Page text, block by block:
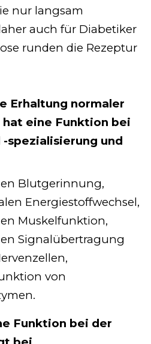
nur langsam
auch für Diabetiker
runden die Rezeptur
Erhaltung normaler
eine Funktion bei
spezialisierung und
Blutgerinnung,
Energiestoffwechsel,
Muskelfunktion,
Signalübertragung
von
Funktion bei der